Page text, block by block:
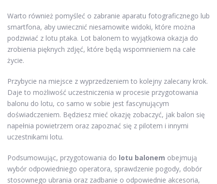
Warto również pomyśleć o zabranie aparatu fotograficznego lub
smartfona, aby uwiecznić niesamowite widoki, które można
podziwiać z lotu ptaka. Lot balonem to wyjątkowa okazja do
zrobienia pięknych zdjęć, które będą wspomnieniem na całe
życie.
Przybycie na miejsce z wyprzedzeniem to kolejny zalecany krok.
Daje to możliwość uczestniczenia w procesie przygotowania
balonu do lotu, co samo w sobie jest fascynującym
doświadczeniem. Będziesz mieć okazję zobaczyć, jak balon się
napełnia powietrzem oraz zapoznać się z pilotem i innymi
uczestnikami lotu.
Podsumowując, przygotowania do lotu balonem obejmują
wybór odpowiedniego operatora, sprawdzenie pogody, dobór
stosownego ubrania oraz zadbanie o odpowiednie akcesoria,